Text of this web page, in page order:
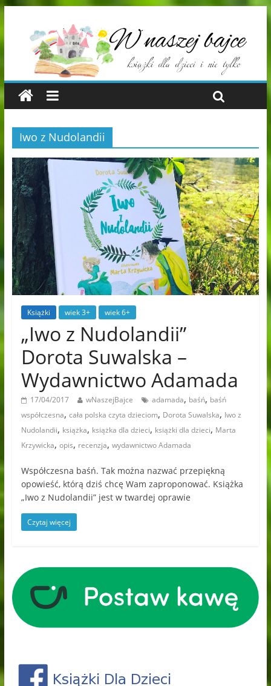
Iwo z Nudolandii
Książki wiek 3+ wiek 6+
„Iwo z Nudolandii”
Dorota Suwalska –
Wydawnictwo Adamada
17/04/2017 wNaszejBajce adamada, baśń, baśń
współczesna, cała polska czyta dzieciom, Dorota Suwalska, Iwo z
Nudolandii, książka, książka dla dzieci, książki dla dzieci, Marta
Krzywicka, opis, recenzja, wydawnictwo Adamada
Współczesna baśń. Tak można nazwać przepiękną
opowieść, którą dziś chcę Wam zaproponować. Książka
„Iwo z Nudolandii” jest w twardej oprawie
Czytaj więcej